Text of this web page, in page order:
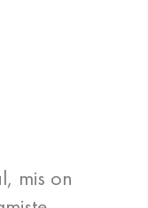
mis on